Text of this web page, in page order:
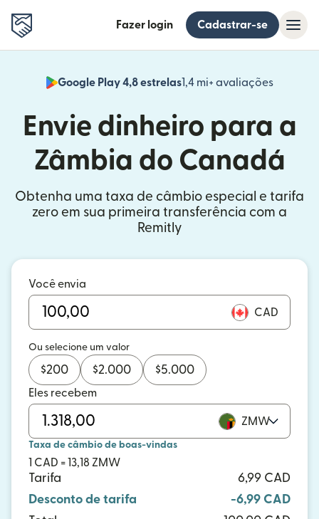
Fazer login Cadastrar-se
Google Play 4,8 estrelas1,4 mi+ avaliações
(abre
Envie dinheiro para a
Zâmbia do Canadá
Obtenha uma taxa de câmbio especial e tarifa
zero em sua primeira transferência com a
Remitly
Você envia
CAD
Ou selecione um valor
$200 $2.000 $5.000
Eles recebem
ZMW
Taxa de câmbio de boas-vindas
1 CAD = 13,18 ZMW
Tarifa
6,99 CAD
Desconto de tarifa
-6,99 CAD